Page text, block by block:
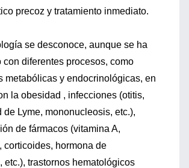
precoz y tratamiento inmediato.
se desconoce, aunque se ha
con diferentes procesos, como
metabólicas y endocrinológicas, en
la obesidad , infecciones (otitis,
de Lyme, mononucleosis, etc.),
de fármacos (vitamina A,
corticoides, hormona de
etc.), trastornos hematológicos